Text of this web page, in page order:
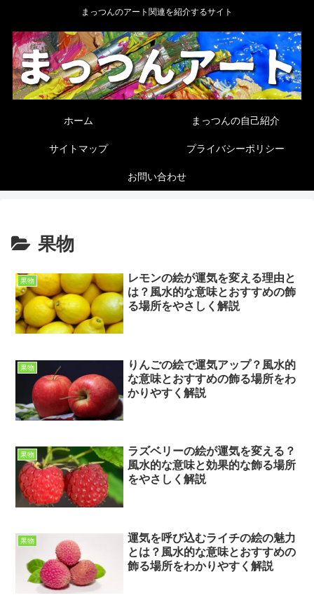
まっつんのアート関連を紹介するサイト
ホーム まっつんの自己紹介
サイトマップ プライバシーポリシー
お問い合わせ
果物
果物
レモンの絵が運気を変える理由と
は？風水的な意味とおすすめの飾
る場所をやさしく解説
果物
りんごの絵で運気アップ？風水的
な意味とおすすめの飾る場所をわ
かりやすく解説
果物
ラズベリーの絵が運気を変える？
風水的な意味と効果的な飾る場所
をやさしく解説
果物
運気を呼び込むライチの絵の魅力
とは？風水的な意味とおすすめの
飾る場所をわかりやすく解説